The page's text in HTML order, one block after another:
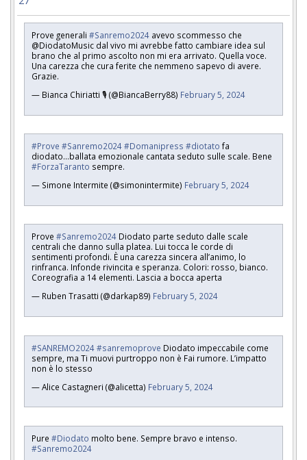
Prove generali #Sanremo2024 avevo scommesso che
@DiodatoMusic dal vivo mi avrebbe fatto cambiare idea sul
brano che al primo ascolto non mi era arrivato. Quella voce.
Una carezza che cura ferite che nemmeno sapevo di avere.
Grazie.
— Bianca Chiriatti 🎙 (@BiancaBerry88) February 5, 2024
#Prove #Sanremo2024#Domanipress #diotato fa
diodato...ballata emozionale cantata seduto sulle scale. Bene
#ForzaTaranto sempre.
— Simone Intermite (@simonintermite) February 5, 2024
Prove #Sanremo2024 Diodato parte seduto dalle scale
centrali che danno sulla platea. Lui tocca le corde di
sentimenti profondi. È una carezza sincera all’animo, lo
rinfranca. Infonde rivincita e speranza. Colori: rosso, bianco.
Coreografia a 14 elementi. Lascia a bocca aperta
— Ruben Trasatti (@darkap89) February 5, 2024
#SANREMO2024#sanremoprove Diodato impeccabile come
sempre, ma Ti muovi purtroppo non è Fai rumore. L’impatto
non è lo stesso
— Alice Castagneri (@alicetta) February 5, 2024
Pure #Diodato molto bene. Sempre bravo e intenso.
#Sanremo2024